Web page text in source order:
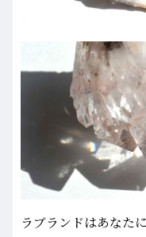
ラブランドはあなた